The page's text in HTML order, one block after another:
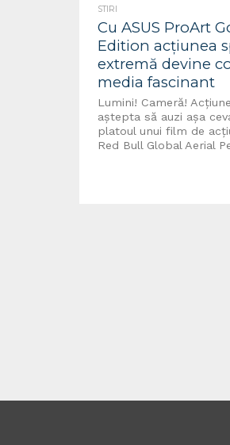
STIRI
Cu ASUS ProArt
Edition acțiunea
extremă devine
media fascinant
Lumini! Cameră!
aștepta să auzi așa
platoul unui film de
Red Bull Global Aerial